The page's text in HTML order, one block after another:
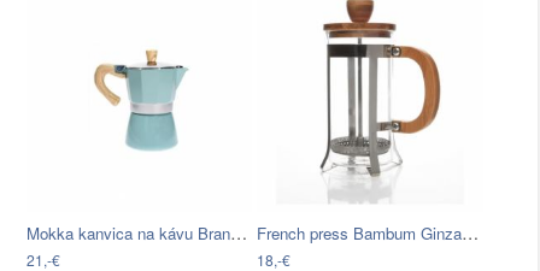
Mokka kanvica na kávu Brandani Tiffany
21,-€
French press Bambum Ginza, 350 ml
18,-€